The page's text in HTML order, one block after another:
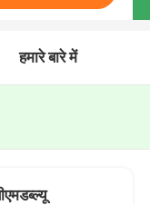
हमारे बारे में